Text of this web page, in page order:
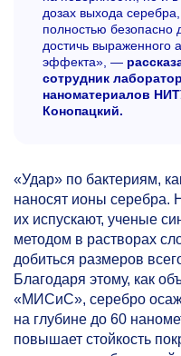
дозах выхода
полностью безопасно
достичь выраженного
эффекта», —
сотрудник
наноматериалов
Конопацкий.
«Удар» по бактериям,
наносят ионы серебра.
их испускают, ученые
методом в растворах
добиться размеров
Благодаря этому, как
«МИСиС», серебро
на глубине до 60
повышает стойкость